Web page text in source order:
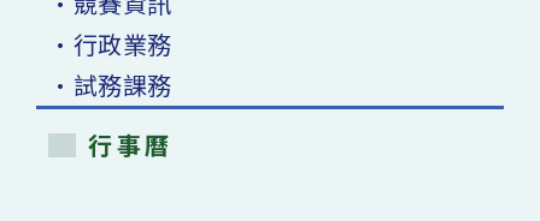
•行政業務
•試務課務
行事曆